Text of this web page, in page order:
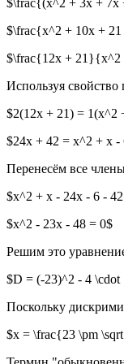
$\frac{(x^2 + 3x +
$\frac{x^2 + 10x +
$\frac{12x +
Используя
$2(12x + 21) = 1(x^2
$24x + 42 = x^2 + x -
Перенесём все
$x^2 + x - 24x - 6 -
$x^2 - 23x - 48 = 0$
Решим это
$D = (-23)^2 - 4 \cdot
Поскольку
$x = \frac{23 \pm